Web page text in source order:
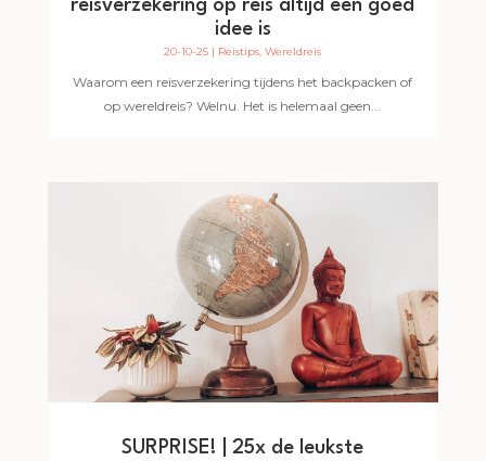
reisverzekering op reis altijd een goed
idee is
20-10-25 | Reistips,Wereldreis
Waarom een reisverzekering tijdens het backpacken of
op wereldreis? Welnu. Het is helemaal geen...
SURPRISE! | 25x de leukste